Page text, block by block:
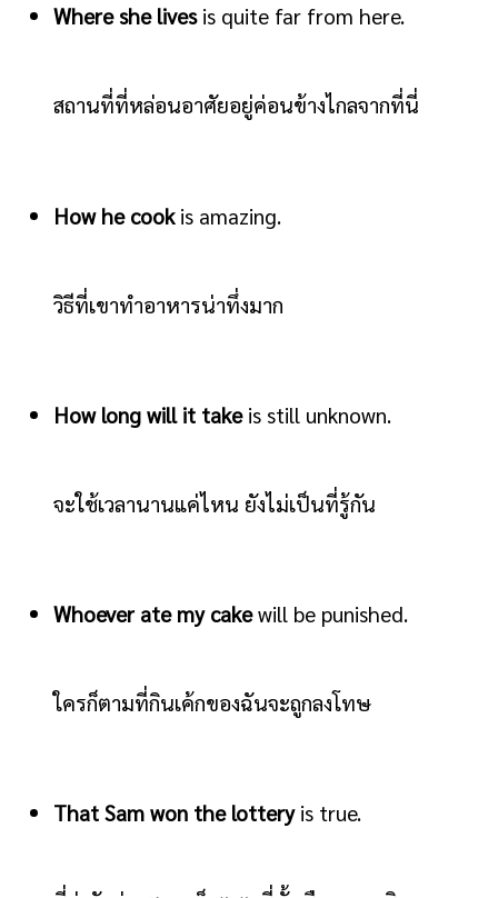
Where she livesis quite far from here.
สถานที่ที่หล่อนอาศัยอยู่ค่อนข้างไกลจากที่นี่
How he cookis amazing.
วิธีที่เขาทำอาหารน่าทึ่งมาก
How long will it takeis still unknown.
จะใช้เวลานานแค่ไหน ยังไม่เป็นที่รู้กัน
Whoever ate my cakewill be punished.
ใครก็ตามที่กินเค้กของฉันจะถูกลงโทษ
That Sam won the lotteryis true.